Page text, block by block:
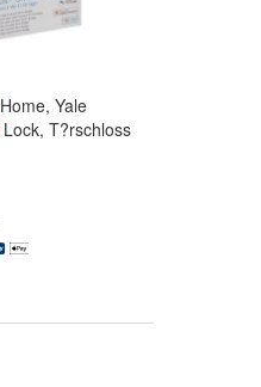
Home, Yale
Lock, T?rschloss